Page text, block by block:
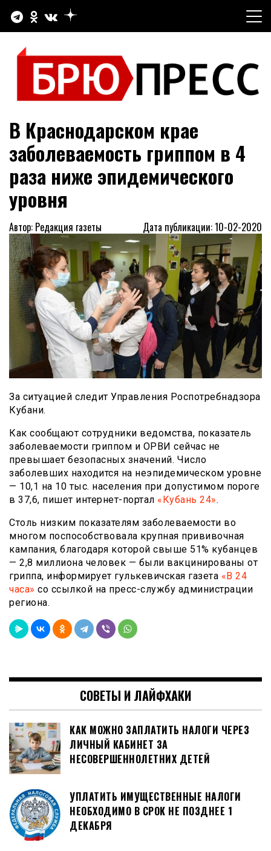
содержимому
БРЮПРЕСС
Официальный сайт газеты "Брюховецкие новости"
В Краснодарском крае
заболеваемость гриппом в 4
раза ниже эпидемического
уровня
Автор: Редакция газеты Дата публикации: 10-02-2020
За ситуацией следит Управления Роспотребнадзора
Кубани.
Как сообщают сотрудники ведомства, показатель
заболеваемости гриппом и ОРВИ сейчас не
превышает безопасных значений. Число
заболевших находится на неэпидемическом уровне
— 10,1 на 10 тыс. населения при допустимом пороге
в 37,6, пишет интернет-портал «Кубань 24».
Столь низким показателям заболеваемости во
многом поспособствовала крупная прививочная
кампания, благодаря которой свыше 51% кубанцев
— 2,8 миллиона человек — были вакцинированы от
гриппа, информирует гулькевичская газета «В 24
часа» со ссылкой на пресс-службу администрации
региона.
СОВЕТЫ И ЛАЙФХАКИ
КАК МОЖНО ЗАПЛАТИТЬ НАЛОГИ ЧЕРЕЗ
ЛИЧНЫЙ КАБИНЕТ ЗА
НЕСОВЕРШЕННОЛЕТНИХ ДЕТЕЙ
УПЛАТИТЬ ИМУЩЕСТВЕННЫЕ НАЛОГИ
НЕОБХОДИМО В СРОК НЕ ПОЗДНЕЕ 1
ДЕКАБРЯ